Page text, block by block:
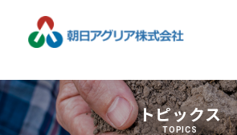
トピックス
企業情報 トピックス
TOPICS